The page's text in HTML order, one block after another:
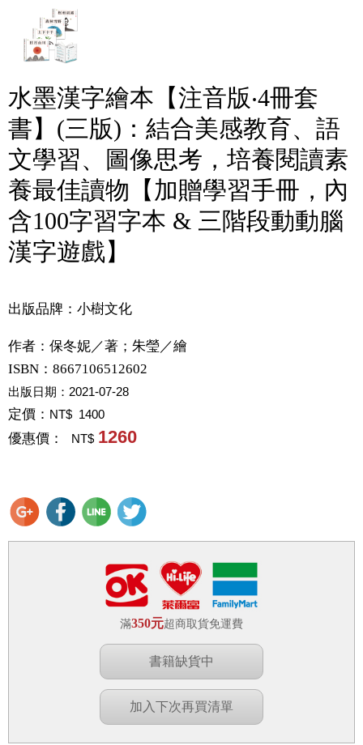
水墨漢字繪本【注音版‧4冊套
書】(三版)：結合美感教育、語
文學習、圖像思考，培養閱讀素
養最佳讀物【加贈學習手冊，內
含100字習字本 & 三階段動動腦
漢字遊戲】
出版品牌：小樹文化
作者： 保冬妮／著；朱瑩／繪
ISBN：8667106512602
出版日期： 2021-07-28
定價： NT$ 1400
優惠價： NT$ 1260
滿350元超商取貨免運費
書籍缺貨中
加入下次再買清單